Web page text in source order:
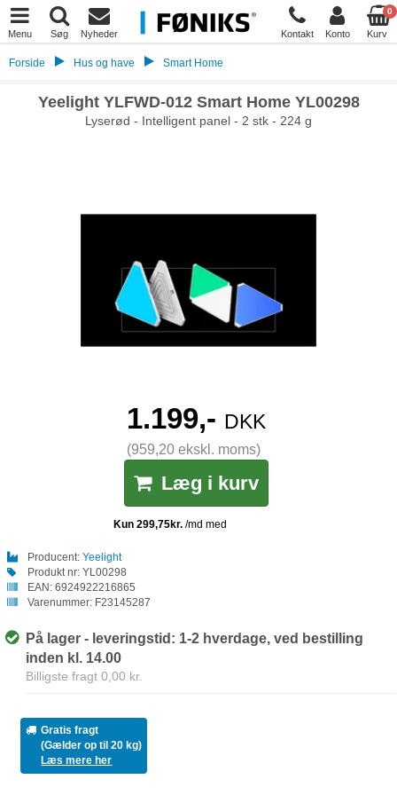
Menu Søg Nyheder Kontakt Konto
0
Kurv
Forside Hus og have Smart Home
Yeelight YLFWD-012 Smart Home YL00298
Lyserød - Intelligent panel - 2 stk - 224 g
1.199,- DKK
(959,20 ekskl. moms)
Læg i kurv
Producent: Yeelight
Produkt nr: YL00298
EAN: 6924922216865
Varenummer: F23145287
På lager - leveringstid: 1-2 hverdage, ved bestilling
inden kl. 14.00
Billigste fragt 0,00 kr.
Gratis fragt
(Gælder op til 20 kg)
Læs mere her